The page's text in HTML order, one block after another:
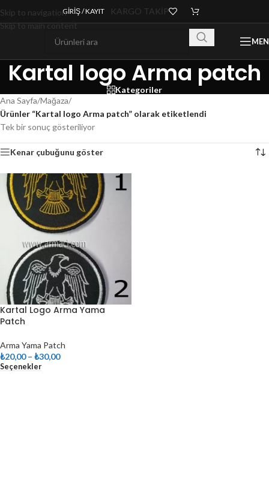
Skip to navigation
Skip to main content
GIRIŞ / KAYIT KARGO TAKİP
Kartal logo Arma patch
Kategoriler
Ana Sayfa/Mağaza/
Ürünler “Kartal logo Arma patch” olarak etiketlendi
Tek bir sonuç gösteriliyor
Kenar çubuğunu göster
Kartal Logo Arma Yama
Patch
Arma Yama Patch
₺20,00 – ₺30,00
Seçenekler